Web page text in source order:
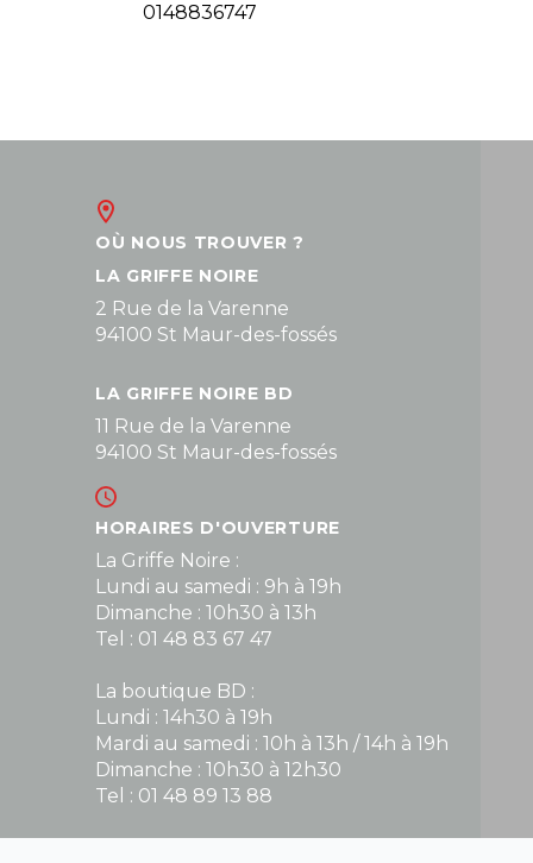
0148836747
OÙ NOUS TROUVER ?
LA GRIFFE NOIRE
2 Rue de la Varenne
94100 St Maur-des-fossés
LA GRIFFE NOIRE BD
11 Rue de la Varenne
94100 St Maur-des-fossés
HORAIRES D'OUVERTURE
La Griffe Noire :
Lundi au samedi : 9h à 19h
Dimanche : 10h30 à 13h
Tel : 01 48 83 67 47
La boutique BD :
Lundi : 14h30 à 19h
Mardi au samedi : 10h à 13h / 14h à 19h
Dimanche : 10h30 à 12h30
Tel : 01 48 89 13 88